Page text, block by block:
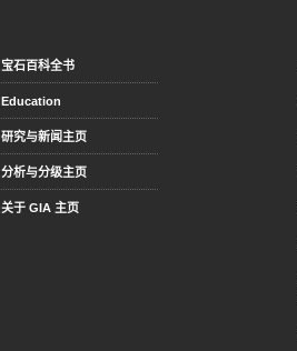
宝石百科全书
Education
研究与新闻主页
分析与分级主页
关于 GIA 主页